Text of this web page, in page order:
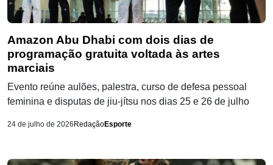
Amazon Abu Dhabi com dois dias de
programação gratuita voltada às artes
marciais
Evento reúne aulões, palestra, curso de defesa pessoal
feminina e disputas de jiu-jítsu nos dias 25 e 26 de julho
24 de julho de 2026 RedaçãoEsporte